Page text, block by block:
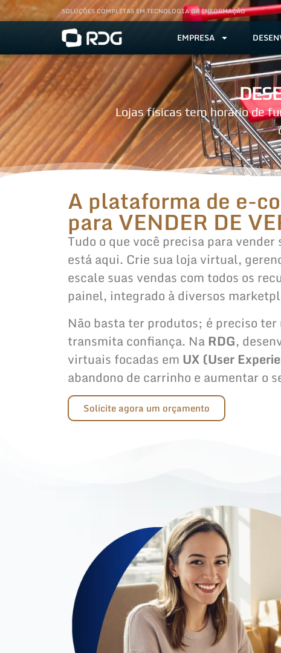
SOLUÇÕES COMPLETAS EM TECNOLOGIA DA INFORMAÇÃO
EMPRESA
Lojas físicas tem horário de
A plataforma de e-
para VENDER DE
Tudo o que você precisa para
está aqui. Crie sua loja virtual,
escale suas vendas com todos os
painel, integrado à diversos
Não basta ter produtos; é preciso
transmita confiança. Na RDG,
virtuais focadas em UX (User
abandono de carrinho e aumentar o
Solicite agora um orçamento